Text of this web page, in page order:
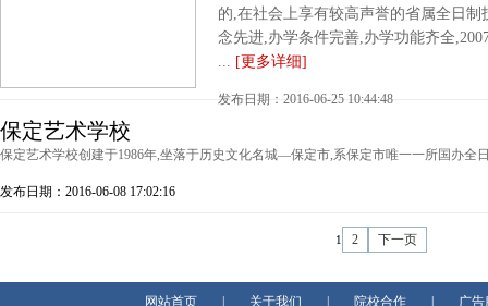
的,在社会上享有较高声誉的省属全日
念先进,办学条件完善,办学功能齐全
... [更多详细]
发布日期：2016-06-25 10:44:48
保定艺术学校
保定艺术学校创建于1986年,坐落于历史文化名城—保定市,系保定市唯一一所国办全
发布日期：2016-06-08 17:02:16
1 2 下一页
网站首页 关于我们 院校合作 广